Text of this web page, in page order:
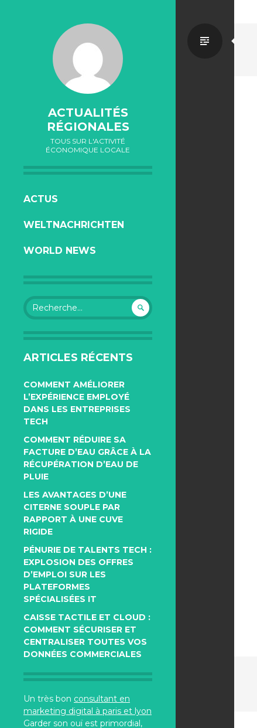
ACTUALITÉS
RÉGIONALES
TOUS SUR L'ACTIVITÉ
ÉCONOMIQUE LOCALE
ALLER
CONTENU
ACTUS
WELTNACHRICHTEN
WORLD NEWS
Rechercher :
ARTICLES RÉCENTS
COMMENT AMÉLIORER
L’EXPÉRIENCE EMPLOYÉ
DANS LES ENTREPRISES
TECH
COMMENT RÉDUIRE SA
FACTURE D’EAU GRÂCE À LA
RÉCUPÉRATION D’EAU DE
PLUIE
LES AVANTAGES D’UNE
CITERNE SOUPLE PAR
RAPPORT À UNE CUVE
RIGIDE
PÉNURIE DE TALENTS TECH :
EXPLOSION DES OFFRES
D’EMPLOI SUR LES
PLATEFORMES
SPÉCIALISÉES IT
CAISSE TACTILE ET CLOUD :
COMMENT SÉCURISER ET
CENTRALISER TOUTES VOS
DONNÉES COMMERCIALES
Un très bon consultant en
marketing digital à paris et lyon
Garder son ouï est primordial,
Par